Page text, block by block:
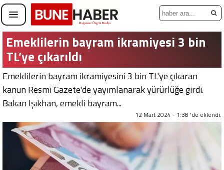
Emeklilerin bayram ikramiyesi 3 bin
TL’ye çıkarıldı
Emeklilerin bayram ikramiyesini 3 bin TL'ye çıkaran
kanun Resmi Gazete'de yayımlanarak yürürlüğe girdi.
Bakan Işıkhan, emekli bayram...
12 Mart 2024 - 1:38 'de eklendi.